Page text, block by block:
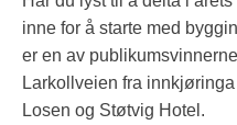
inne for å starte med
er en av
Larkollveien fra
Losen og Støtvig Hotel.